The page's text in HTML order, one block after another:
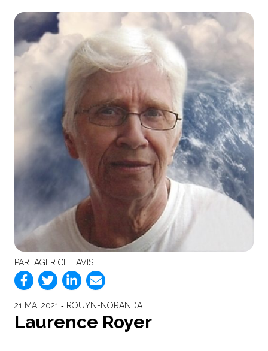
PARTAGER CET AVIS
21 MAI 2021 ‐ ROUYN-NORANDA
Laurence Royer